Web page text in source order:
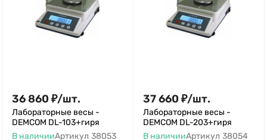
36 860 ₽/шт.
Лабораторные весы -
DEMCOM DL-103+гиря
В наличииАртикул 38053
37 660 ₽/шт.
Лабораторные весы -
DEMCOM DL-203+гиря
В наличииАртикул 38054